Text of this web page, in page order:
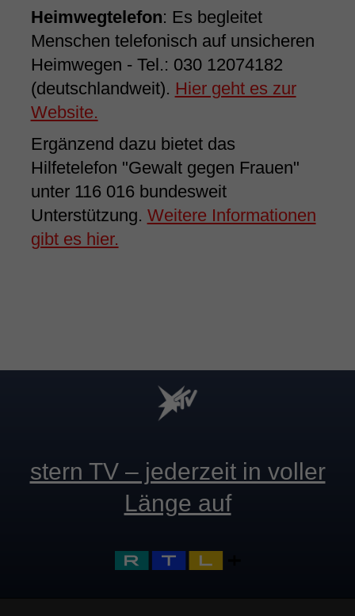
Heimwegtelefon: Es begleitet
Menschen telefonisch auf unsicheren
Heimwegen - Tel.: 030 12074182
(deutschlandweit). Hier geht es zur
Website.
Ergänzend dazu bietet das
Hilfetelefon "Gewalt gegen Frauen"
unter 116 016 bundesweit
Unterstützung. Weitere Informationen
gibt es hier.
stern TV – jederzeit in voller
Länge auf